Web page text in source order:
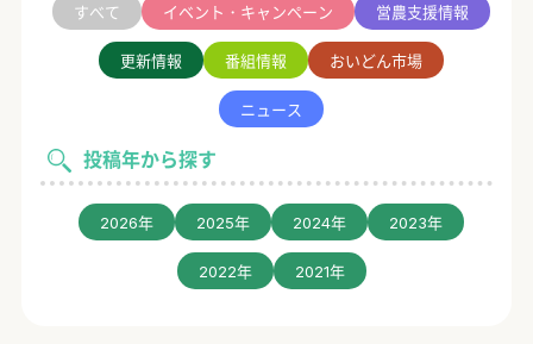
すべて イベント・キャンペーン 営農支援情報
更新情報 番組情報 おいどん市場
ニュース
投稿年から探す
2026年 2025年 2024年 2023年
2022年 2021年